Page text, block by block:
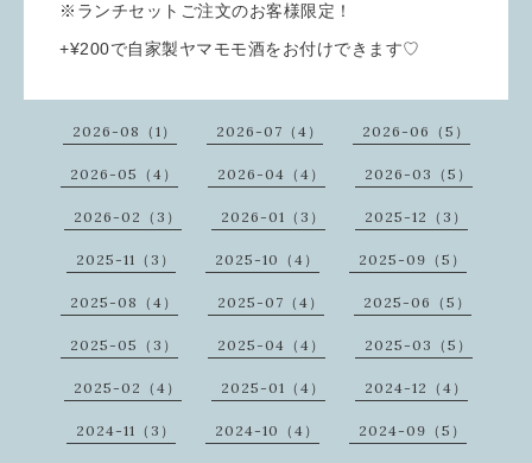
※ランチセットご注文のお客様限定！
+¥200で自家製ヤマモモ酒をお付けできます♡
2026-08（1） 2026-07（4） 2026-06（5）
2026-05（4） 2026-04（4） 2026-03（5）
2026-02（3） 2026-01（3） 2025-12（3）
2025-11（3） 2025-10（4） 2025-09（5）
2025-08（4） 2025-07（4） 2025-06（5）
2025-05（3） 2025-04（4） 2025-03（5）
2025-02（4） 2025-01（4） 2024-12（4）
2024-11（3） 2024-10（4） 2024-09（5）